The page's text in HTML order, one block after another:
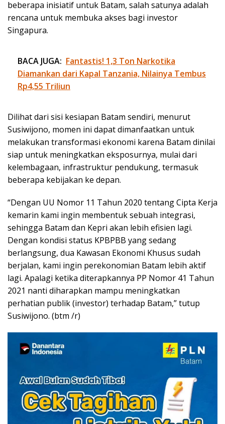
beberapa inisiatif untuk Batam, salah satunya adalah
rencana untuk membuka akses bagi investor
Singapura.
BACA JUGA: Fantastis! 1,3 Ton Narkotika
Diamankan dari Kapal Tanzania, Nilainya Tembus
Rp4,55 Triliun
Dilihat dari sisi kesiapan Batam sendiri, menurut
Susiwijono, momen ini dapat dimanfaatkan untuk
melakukan transformasi ekonomi karena Batam dinilai
siap untuk meningkatkan eksposurnya, mulai dari
kelembagaan, infrastruktur pendukung, termasuk
beberapa kebijakan ke depan.
“Dengan UU Nomor 11 Tahun 2020 tentang Cipta Kerja
kemarin kami ingin membentuk sebuah integrasi,
sehingga Batam dan Kepri akan lebih efisien lagi.
Dengan kondisi status KPBPBB yang sedang
berlangsung, dua Kawasan Ekonomi Khusus sudah
berjalan, kami ingin perekonomian Batam lebih aktif
lagi. Apalagi ketika diterapkannya PP Nomor 41 Tahun
2021 nanti diharapkan mampu meningkatkan
perhatian publik (investor) terhadap Batam,” tutup
Susiwijono. (btm /r)